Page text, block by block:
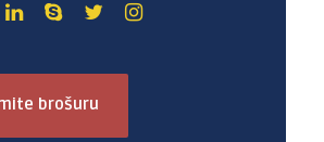
brošuru